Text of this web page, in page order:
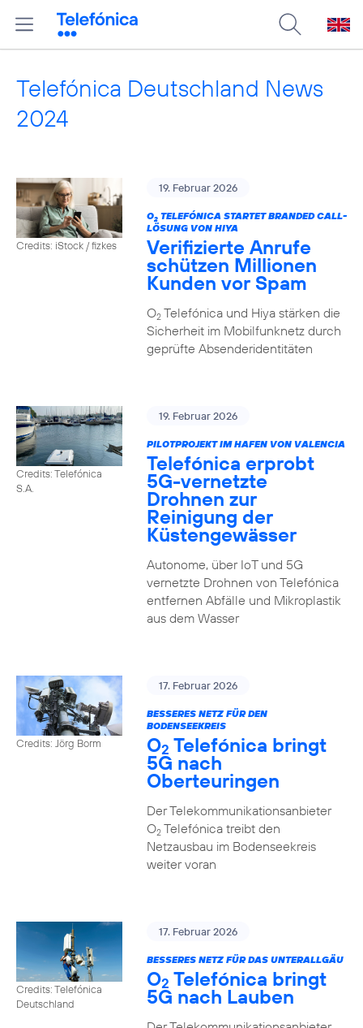
Telefónica Deutschland News
2024
Credits: iStock / fizkes
19. Februar 2026
O2TELEFÓNICA STARTET BRANDED CALL-
LÖSUNG VON HIYA
Verifizierte Anrufe
schützen Millionen
Kunden vor Spam
O2Telefónica und Hiya stärken die
Sicherheit im Mobilfunknetz durch
geprüfte Absenderidentitäten
Credits: Telefónica
S.A.
19. Februar 2026
PILOTPROJEKT IM HAFEN VON VALENCIA
Telefónica erprobt
5G-vernetzte
Drohnen zur
Reinigung der
Küstengewässer
Autonome, über IoT und 5G
vernetzte Drohnen von Telefónica
entfernen Abfälle und Mikroplastik
aus dem Wasser
Credits: Jörg Borm
17. Februar 2026
BESSERES NETZ FÜR DEN
BODENSEEKREIS
O2 Telefónica bringt
5G nach
Oberteuringen
Der Telekommunikationsanbieter
O2Telefónica treibt den
Netzausbau im Bodenseekreis
weiter voran
Credits: Telefónica
Deutschland
17. Februar 2026
BESSERES NETZ FÜR DAS UNTERALLGÄU
O2 Telefónica bringt
5G nach Lauben